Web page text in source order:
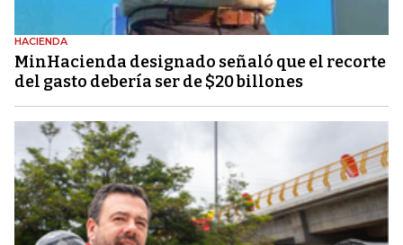
HACIENDA
MinHacienda designado señaló que el recorte
del gasto debería ser de $20 billones